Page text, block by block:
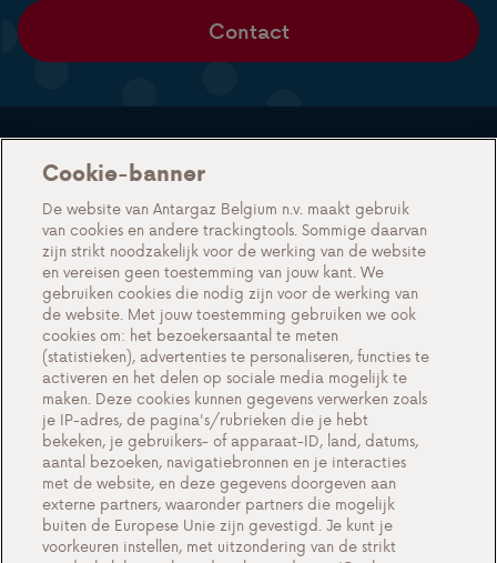
Contact
Partnerschap voor installateurs
Gas in flessen voor professionals
LPG als autobrandstof
Nieuwsbrief
Over ons
Events
Alles over Antargaz
Contacteer ons
Cookie-instellingen
Cookie-banner
De website van Antargaz Belgium n.v. maakt gebruik
van cookies en andere trackingtools. Sommige daarvan
zijn strikt noodzakelijk voor de werking van de website
en vereisen geen toestemming van jouw kant. We
gebruiken cookies die nodig zijn voor de werking van
de website. Met jouw toestemming gebruiken we ook
cookies om: het bezoekersaantal te meten
(statistieken), advertenties te personaliseren, functies te
activeren en het delen op sociale media mogelijk te
maken. Deze cookies kunnen gegevens verwerken zoals
je IP-adres, de pagina's/rubrieken die je hebt
bekeken, je gebruikers- of apparaat-ID, land, datums,
aantal bezoeken, navigatiebronnen en je interacties
met de website, en deze gegevens doorgeven aan
externe partners, waaronder partners die mogelijk
buiten de Europese Unie zijn gevestigd. Je kunt je
voorkeuren instellen, met uitzondering van de strikt